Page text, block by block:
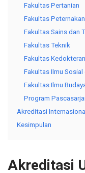
Fakultas Pertanian
Fakultas Peternakan
Fakultas Sains dan
Fakultas Teknik
Fakultas
Fakultas Ilmu
Fakultas Ilmu
Program
Akreditasi
Kesimpulan
Akreditasi